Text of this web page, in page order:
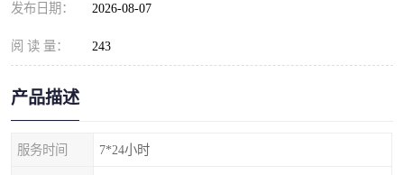
发布日期： 2026-08-07
阅 读 量： 243
产品描述
服务时间 7*24小时